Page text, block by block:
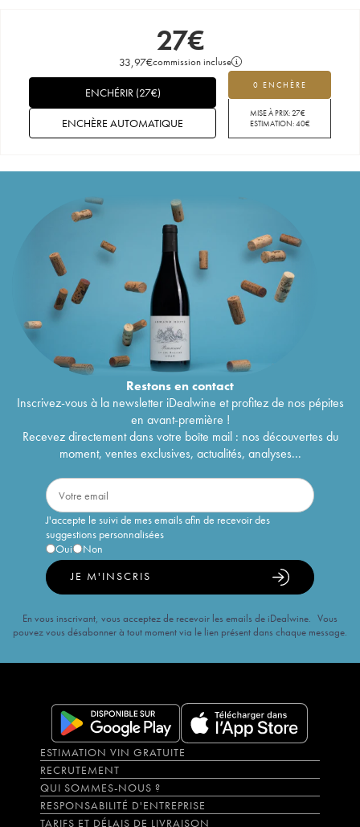
27€
33,97€commission incluse
0 ENCHÈRE
MISE À PRIX:27€
ESTIMATION:40€
ENCHÉRIR(27€)
ENCHÈRE AUTOMATIQUE
Restons encontact
Inscrivez-vous à la newsletter iDealwine et profitez de nos pépites
en avant-première !
Recevez directement dans votre boîte mail : nos découvertes du
moment, ventes exclusives, actualités, analyses...
J'accepte le suivi de mes emails afin de recevoir des
suggestions personnalisées
Oui
Non
JE M'INSCRIS
En vous inscrivant, vous acceptez de recevoir les emails de iDealwine. Vous
pouvez vous désabonner à tout moment via le lien présent dans chaque message.
ESTIMATION VIN GRATUITE
RECRUTEMENT
QUI SOMMES-NOUS ?
RESPONSABILITÉ D'ENTREPRISE
TARIFS ET DÉLAIS DE LIVRAISON